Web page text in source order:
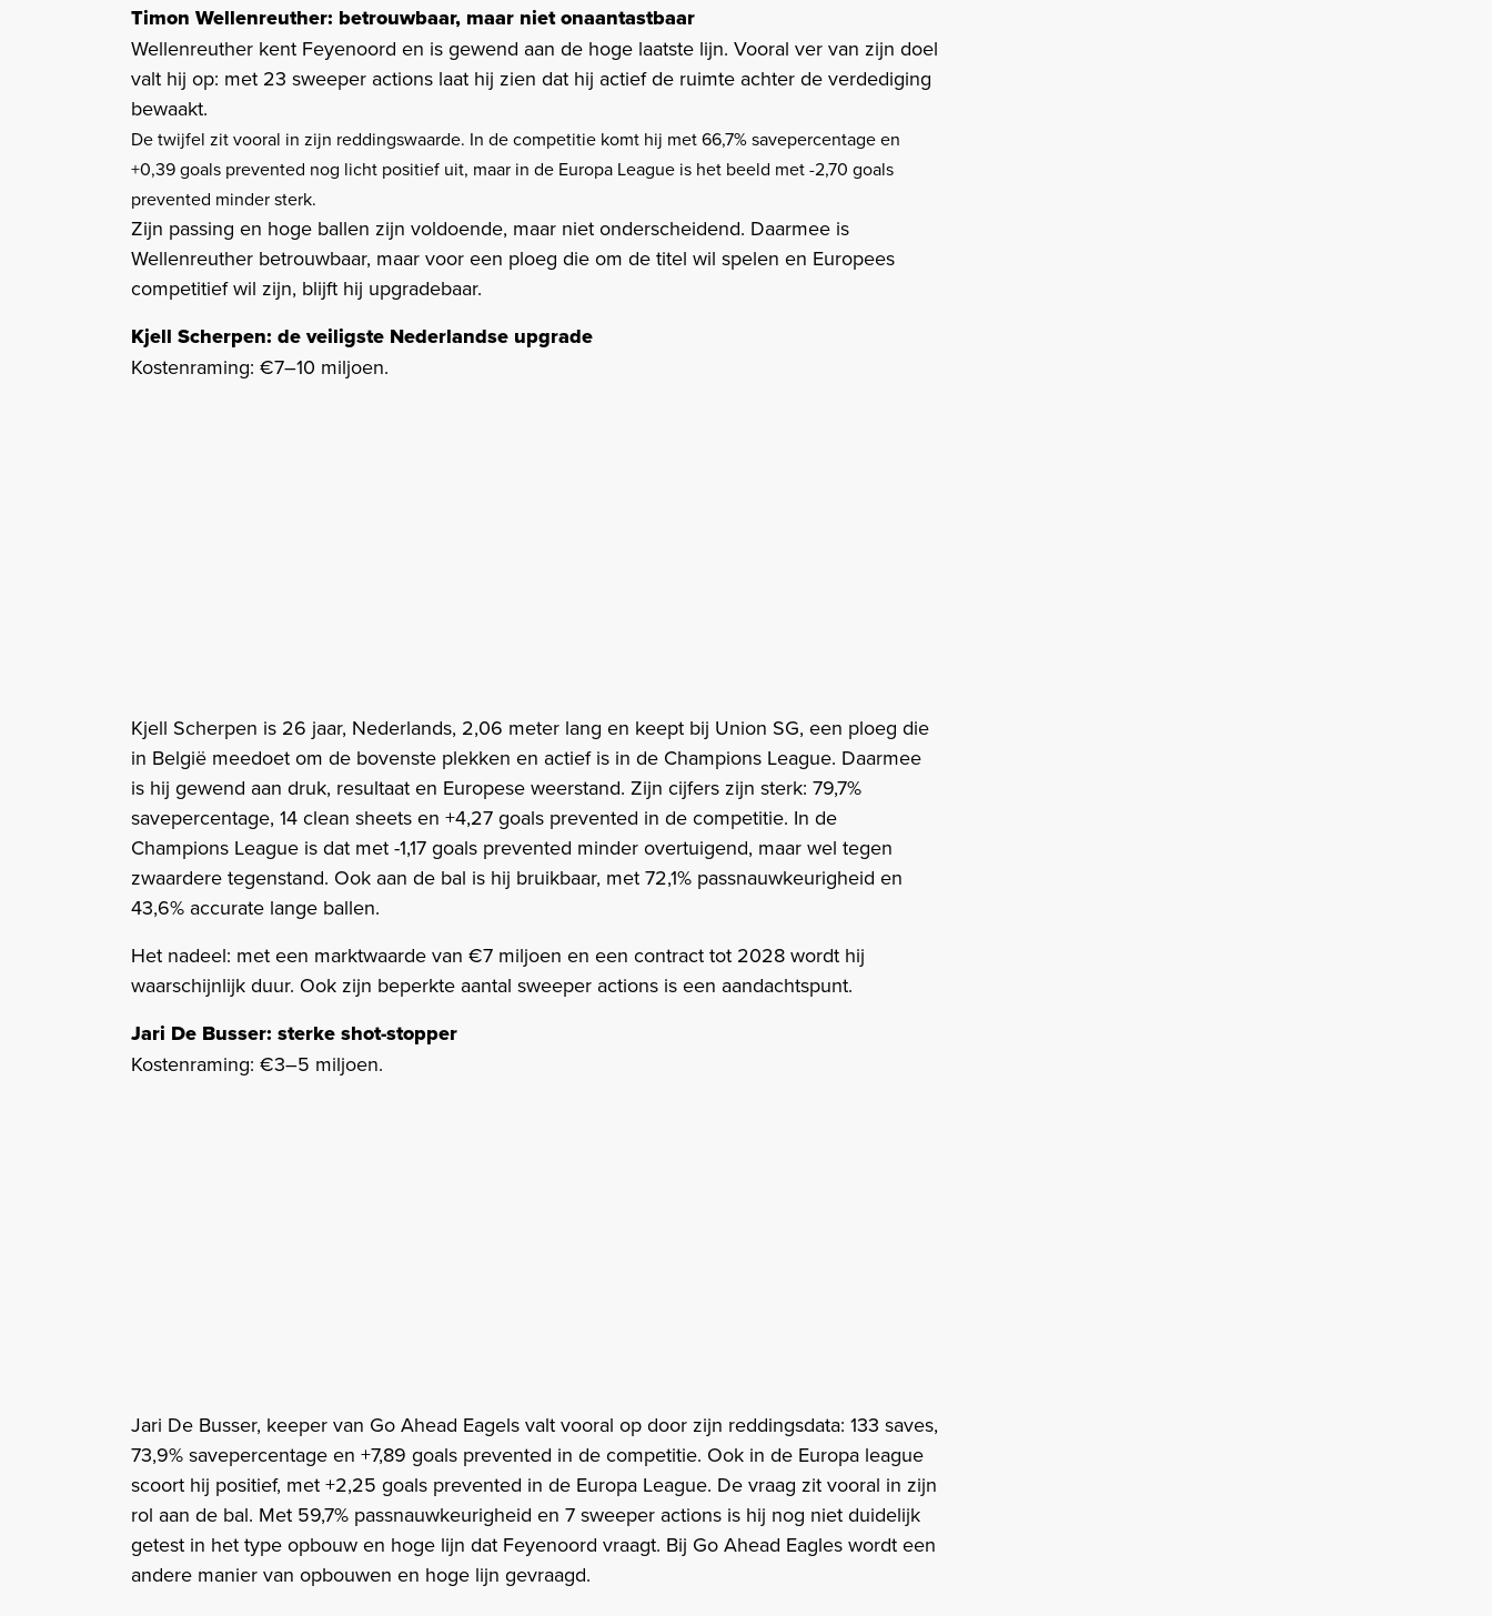
Timon Wellenreuther: betrouwbaar, maar niet onaantastbaar
Wellenreuther kent Feyenoord en is gewend aan de hoge laatste lijn. Vooral ver van zijn doel
valt hij op: met 23 sweeper actions laat hij zien dat hij actief de ruimte achter de verdediging
bewaakt.
De twijfel zit vooral in zijn reddingswaarde. In de competitie komt hij met 66,7% savepercentage en
+0,39 goals prevented nog licht positief uit, maar in de Europa League is het beeld met -2,70 goals
prevented minder sterk.
Zijn passing en hoge ballen zijn voldoende, maar niet onderscheidend. Daarmee is
Wellenreuther betrouwbaar, maar voor een ploeg die om de titel wil spelen en Europees
competitief wil zijn, blijft hij upgradebaar.
Kjell Scherpen: de veiligste Nederlandse upgrade
Kostenraming: €7–10 miljoen.
Kjell Scherpen is 26 jaar, Nederlands, 2,06 meter lang en keept bij Union SG, een ploeg die
in België meedoet om de bovenste plekken en actief is in de Champions League. Daarmee
is hij gewend aan druk, resultaat en Europese weerstand. Zijn cijfers zijn sterk: 79,7%
savepercentage, 14 clean sheets en +4,27 goals prevented in de competitie. In de
Champions League is dat met -1,17 goals prevented minder overtuigend, maar wel tegen
zwaardere tegenstand. Ook aan de bal is hij bruikbaar, met 72,1% passnauwkeurigheid en
43,6% accurate lange ballen.
Het nadeel: met een marktwaarde van €7 miljoen en een contract tot 2028 wordt hij
waarschijnlijk duur. Ook zijn beperkte aantal sweeper actions is een aandachtspunt.
Jari De Busser: sterke shot-stopper
Kostenraming: €3–5 miljoen.
Jari De Busser, keeper van Go Ahead Eagels valt vooral op door zijn reddingsdata: 133 saves,
73,9% savepercentage en +7,89 goals prevented in de competitie. Ook in de Europa league
scoort hij positief, met +2,25 goals prevented in de Europa League. De vraag zit vooral in zijn
rol aan de bal. Met 59,7% passnauwkeurigheid en 7 sweeper actions is hij nog niet duidelijk
getest in het type opbouw en hoge lijn dat Feyenoord vraagt. Bij Go Ahead Eagles wordt een
andere manier van opbouwen en hoge lijn gevraagd.